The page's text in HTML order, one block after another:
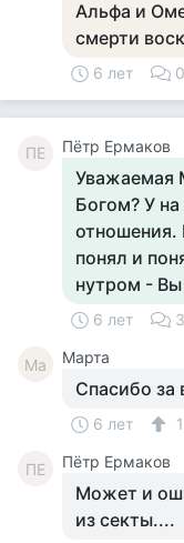
Альфа и
смерти
6 лет 0
ПЕ Пётр Ермаков
Уважаемая
Богом? У
отношения.
понял и
нутром - Вы
6 лет 3
Ма Марта
Спасибо за
6 лет 1
ПЕ Пётр Ермаков
Может и
из секты....